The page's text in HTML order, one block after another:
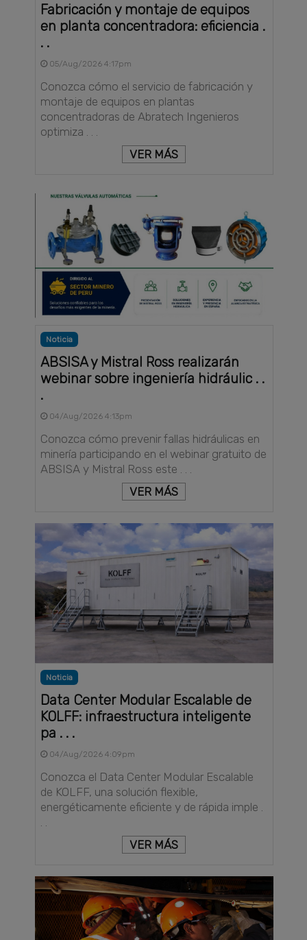
Fabricación y montaje de equipos
en planta concentradora: eficiencia .
. .
05/Aug/2026 4:17pm
Conozca cómo el servicio de fabricación y
montaje de equipos en plantas
concentradoras de Abratech Ingenieros
optimiza . . .
VER MÁS
Noticia
ABSISA y Mistral Ross realizarán
webinar sobre ingeniería hidráulic . .
.
04/Aug/2026 4:13pm
Conozca cómo prevenir fallas hidráulicas en
minería participando en el webinar gratuito de
ABSISA y Mistral Ross este . . .
VER MÁS
Noticia
Data Center Modular Escalable de
KOLFF: infraestructura inteligente
pa . . .
04/Aug/2026 4:09pm
Conozca el Data Center Modular Escalable
de KOLFF, una solución flexible,
energéticamente eficiente y de rápida imple .
VER MÁS